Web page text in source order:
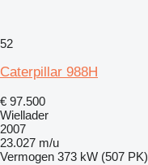
52
Caterpillar 988H
€ 97.500
Wiellader
2007
23.027 m/u
Vermogen 373 kW (507 PK)